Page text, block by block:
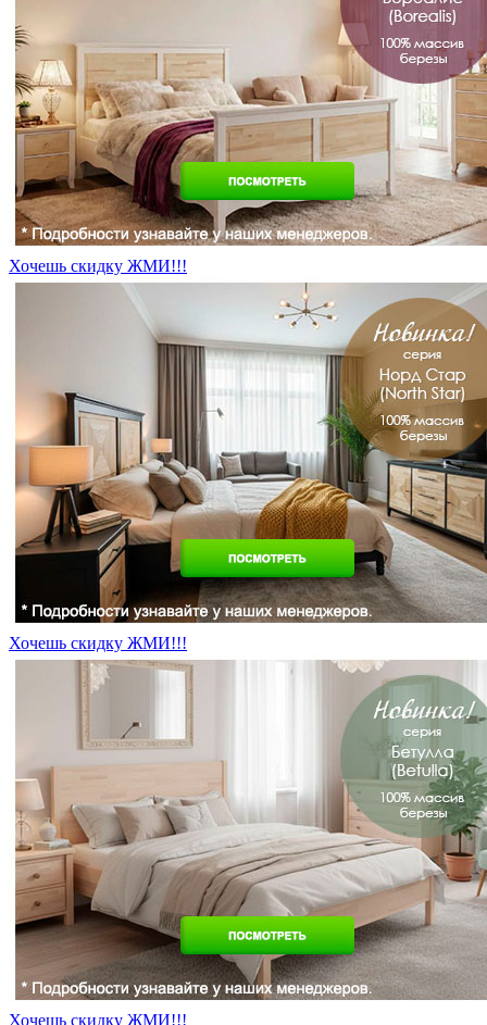
Хочешь скидку ЖМИ!!!
Хочешь скидку ЖМИ!!!
Хочешь скидку ЖМИ!!!